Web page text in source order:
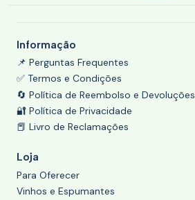
Informação
📌 Perguntas Frequentes
✅ Termos e Condições
🔄 Política de Reembolso e Devoluções
🔐 Política de Privacidade
📕 Livro de Reclamações
Loja
Para Oferecer
Vinhos e Espumantes